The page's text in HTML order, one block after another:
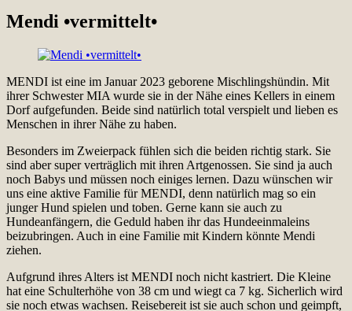
Mendi •vermittelt•
MENDI ist eine im Januar 2023 geborene Mischlingshündin. Mit
ihrer Schwester MIA wurde sie in der Nähe eines Kellers in einem
Dorf aufgefunden. Beide sind natürlich total verspielt und lieben es
Menschen in ihrer Nähe zu haben.
Besonders im Zweierpack fühlen sich die beiden richtig stark. Sie
sind aber super verträglich mit ihren Artgenossen. Sie sind ja auch
noch Babys und müssen noch einiges lernen. Dazu wünschen wir
uns eine aktive Familie für MENDI, denn natürlich mag so ein
junger Hund spielen und toben. Gerne kann sie auch zu
Hundeanfängern, die Geduld haben ihr das Hundeeinmaleins
beizubringen. Auch in eine Familie mit Kindern könnte Mendi
ziehen.
Aufgrund ihres Alters ist MENDI noch nicht kastriert. Die Kleine
hat eine Schulterhöhe von 38 cm und wiegt ca 7 kg. Sicherlich wird
sie noch etwas wachsen. Reisebereit ist sie auch schon und geimpft,